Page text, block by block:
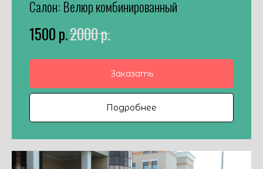
Салон: Велюр комбинированный
1500р.2000р.
Заказать
Подробнее